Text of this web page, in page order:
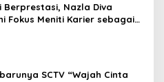
Berprestasi, Nazla Diva
Fokus Meniti Karier sebagai
SCTV “Wajah Cinta